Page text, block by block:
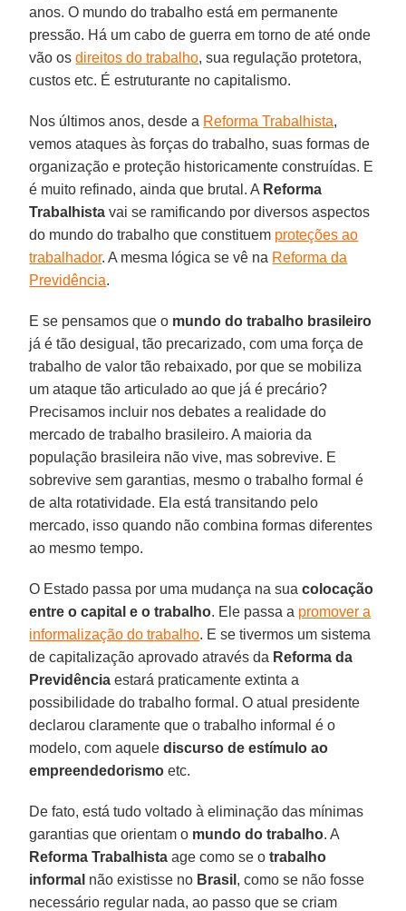
anos. O mundo do trabalho está em permanente
pressão. Há um cabo de guerra em torno de até onde
vão osdireitos do trabalho, sua regulação protetora,
custos etc. É estruturante no capitalismo.
Nos últimos anos, desde a Reforma Trabalhista,
vemos ataques às forças do trabalho, suas formas de
organização e proteção historicamente construídas. E
é muito refinado, ainda que brutal. A Reforma
Trabalhista vai se ramificando por diversos aspectos
do mundo do trabalho que constituem proteções ao
trabalhador. A mesma lógica se vê na Reforma da
Previdência.
E se pensamos que o mundo do trabalho brasileiro
já é tão desigual, tão precarizado, com uma força de
trabalho de valor tão rebaixado, por que se mobiliza
um ataque tão articulado ao que já é precário?
Precisamos incluir nos debates a realidade do
mercado de trabalho brasileiro. A maioria da
população brasileira não vive, mas sobrevive. E
sobrevive sem garantias, mesmo o trabalho formal é
de alta rotatividade. Ela está transitando pelo
mercado, isso quando não combina formas diferentes
ao mesmo tempo.
O Estado passa por uma mudança na suacolocação
entre o capital e o trabalho. Ele passa a promover a
informalização do trabalho. E se tivermos um sistema
de capitalização aprovado através da Reforma da
Previdência estará praticamente extinta a
possibilidade do trabalho formal. O atual presidente
declarou claramente que o trabalho informal é o
modelo, com aquelediscurso de estímulo ao
empreendedorismo etc.
De fato, está tudo voltado à eliminação das mínimas
garantias que orientam o mundo do trabalho. A
Reforma Trabalhista age como se otrabalho
informal não existisse no Brasil , como se não fosse
necessário regular nada, ao passo que se criam